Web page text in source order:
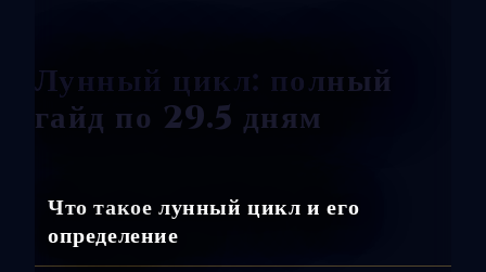
Лунный цикл: полный
гайд по 29.5 дням
Что такое лунный цикл и его
определение